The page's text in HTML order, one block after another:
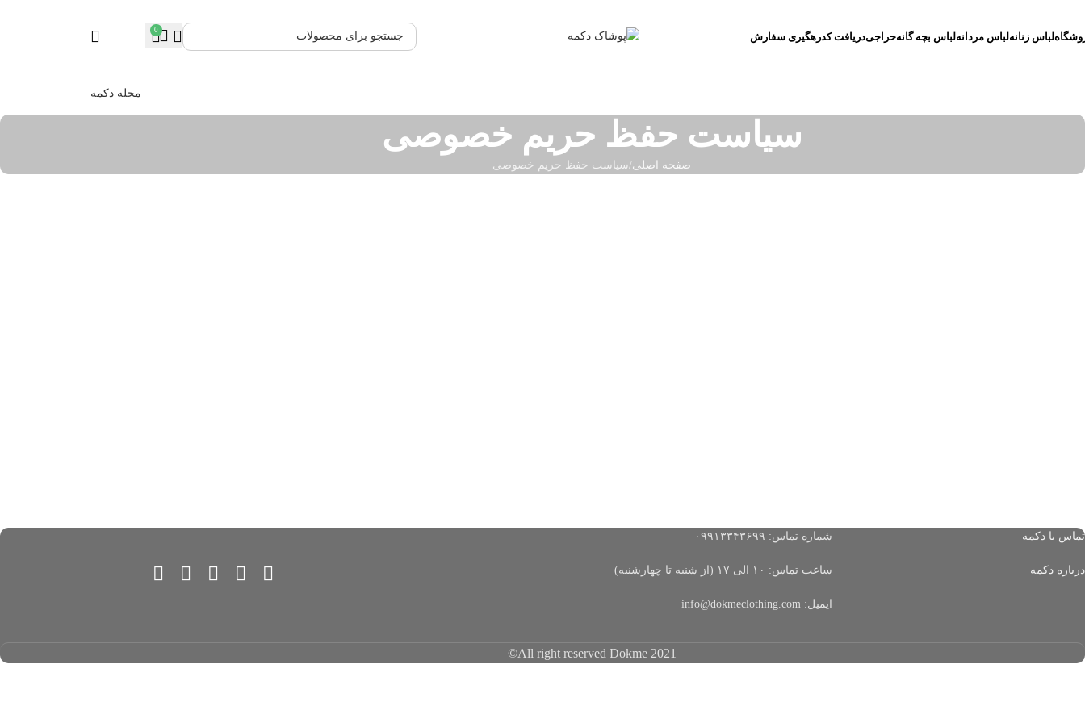
لباس زنانهلباس مردانهلباس بچه گانهحراجیدریافت کدرهگیری سفارش
0
مجله دکمه
سیاست حفظ حریم خصوصی
صفحه اصلی سیاست حفظ حریم خصوصی
شماره تماس: ۰۹۹۱۳۳۴۳۶۹۹
ساعت تماس: ۱۰ الی ۱۷ (از شنبه تا چهارشنبه)
ایمیل: info@dokmeclothing.com
تماس با دکمه
درباره دکمه
All right reserved Dokme 2021©